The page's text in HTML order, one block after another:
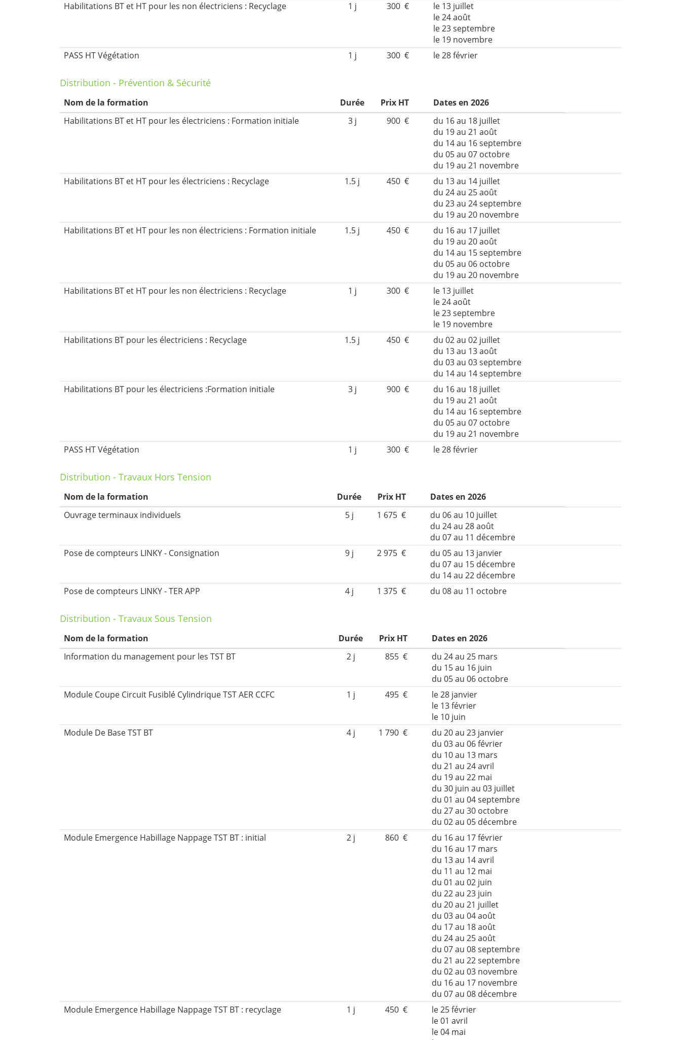
Habilitations BT et HT pour les non électriciens : Recyclage
1 j 300 €
le 13 juillet
le 24 août
le 23 septembre
le 19 novembre
PASS HT Végétation
1 j 300 € le 28 février
Distribution - Prévention & Sécurité
Nom de la formation Durée Prix HT
Dates en 2026
Habilitations BT et HT pour les électriciens : Formation initiale
3 j 900 €
du 16 au 18 juillet
du 19 au 21 août
du 14 au 16 septembre
du 05 au 07 octobre
du 19 au 21 novembre
Habilitations BT et HT pour les électriciens : Recyclage
1.5 j 450 €
du 13 au 14 juillet
du 24 au 25 août
du 23 au 24 septembre
du 19 au 20 novembre
Habilitations BT et HT pour les non électriciens : Formation initiale
1.5 j 450 €
du 16 au 17 juillet
du 19 au 20 août
du 14 au 15 septembre
du 05 au 06 octobre
du 19 au 20 novembre
Habilitations BT et HT pour les non électriciens : Recyclage
1 j 300 €
le 13 juillet
le 24 août
le 23 septembre
le 19 novembre
Habilitations BT pour les électriciens : Recyclage
1.5 j 450 €
du 02 au 02 juillet
du 13 au 13 août
du 03 au 03 septembre
du 14 au 14 septembre
Habilitations BT pour les électriciens :Formation initiale
3 j 900 €
du 16 au 18 juillet
du 19 au 21 août
du 14 au 16 septembre
du 05 au 07 octobre
du 19 au 21 novembre
PASS HT Végétation
1 j 300 € le 28 février
Distribution - Travaux Hors Tension
Nom de la formation Durée Prix HT
Dates en 2026
Ouvrage terminaux individuels
5 j 1 675 €
du 06 au 10 juillet
du 24 au 28 août
du 07 au 11 décembre
Pose de compteurs LINKY - Consignation
9 j 2 975 €
du 05 au 13 janvier
du 07 au 15 décembre
du 14 au 22 décembre
Pose de compteurs LINKY - TER APP
4 j 1 375 € du 08 au 11 octobre
Distribution - Travaux Sous Tension
Nom de la formation Durée Prix HT
Dates en 2026
Information du management pour les TST BT
2 j 855 €
du 24 au 25 mars
du 15 au 16 juin
du 05 au 06 octobre
Module Coupe Circuit Fusiblé Cylindrique TST AER CCFC
1 j 495 €
le 28 janvier
le 13 février
le 10 juin
Module De Base TST BT
4 j 1 790 €
du 20 au 23 janvier
du 03 au 06 février
du 10 au 13 mars
du 21 au 24 avril
du 19 au 22 mai
du 30 juin au 03 juillet
du 01 au 04 septembre
du 27 au 30 octobre
du 02 au 05 décembre
Module Emergence Habillage Nappage TST BT : initial
2 j 860 €
du 16 au 17 février
du 16 au 17 mars
du 13 au 14 avril
du 11 au 12 mai
du 01 au 02 juin
du 22 au 23 juin
du 20 au 21 juillet
du 03 au 04 août
du 17 au 18 août
du 24 au 25 août
du 07 au 08 septembre
du 21 au 22 septembre
du 02 au 03 novembre
du 16 au 17 novembre
du 07 au 08 décembre
Module Emergence Habillage Nappage TST BT : recyclage
1 j 450 €
le 25 février
le 01 avril
le 04 mai